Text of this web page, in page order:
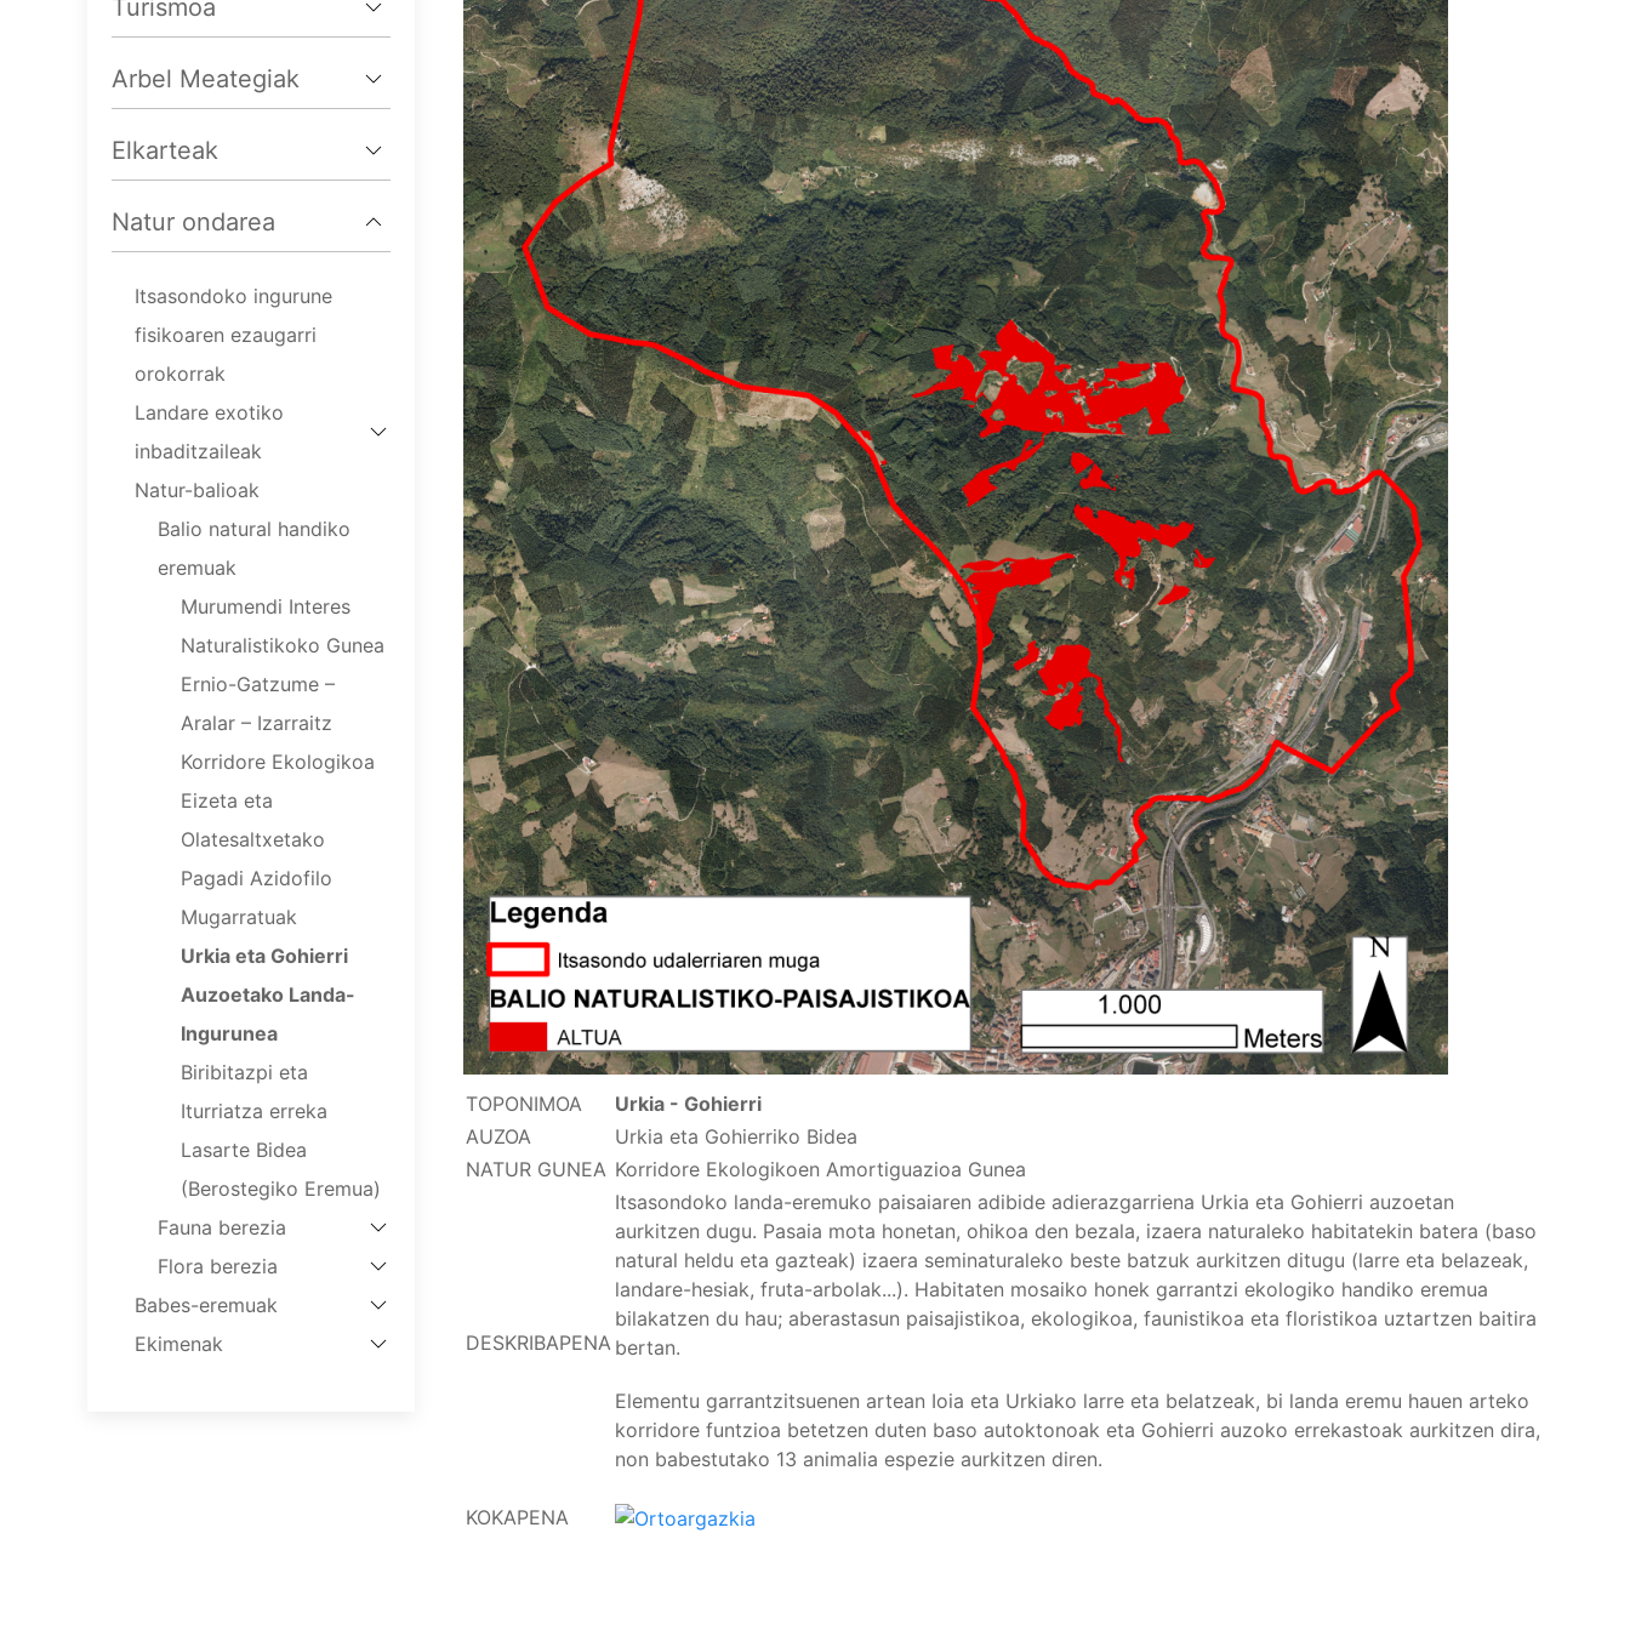
TOPONIMOA
Urkia - Gohierri
AUZOA
Urkia eta Gohierriko Bidea
NATUR GUNEA Korridore Ekologikoen Amortiguazioa Gunea
DESKRIBAPENA
Itsasondoko landa-eremuko paisaiaren adibide adierazgarriena Urkia eta Gohierri auzoetan
aurkitzen dugu. Pasaia mota honetan, ohikoa den bezala, izaera naturaleko habitatekin batera (baso
natural heldu eta gazteak) izaera seminaturaleko beste batzuk aurkitzen ditugu (larre eta belazeak,
landare-hesiak, fruta-arbolak...). Habitaten mosaiko honek garrantzi ekologiko handiko eremua
bilakatzen du hau; aberastasun paisajistikoa, ekologikoa, faunistikoa eta floristikoa uztartzen baitira
bertan.
Elementu garrantzitsuenen artean Ioia eta Urkiako larre eta belatzeak, bi landa eremu hauen arteko
korridore funtzioa betetzen duten baso autoktonoak eta Gohierri auzoko errekastoak aurkitzen dira,
non babestutako 13 animalia espezie aurkitzen diren.
KOKAPENA
Turismoa
Arbel Meategiak
Elkarteak
Natur ondarea
Itsasondoko ingurune
fisikoaren ezaugarri
orokorrak
Landare exotiko
inbaditzaileak
Natur-balioak
Balio natural handiko
eremuak
Murumendi Interes
Naturalistikoko Gunea
Ernio-Gatzume –
Aralar – Izarraitz
Korridore Ekologikoa
Eizeta eta
Olatesaltxetako
Pagadi Azidofilo
Mugarratuak
Urkia eta Gohierri
Auzoetako Landa-
Ingurunea
Biribitazpi eta
Iturriatza erreka
Lasarte Bidea
(Berostegiko Eremua)
Fauna berezia
Flora berezia
Babes-eremuak
Ekimenak